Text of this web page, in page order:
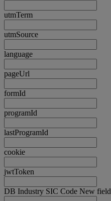
utmTerm
utmSource
language
pageUrl
formId
programId
lastProgramId
cookie
jwtToken
DB Industry SIC Code New field